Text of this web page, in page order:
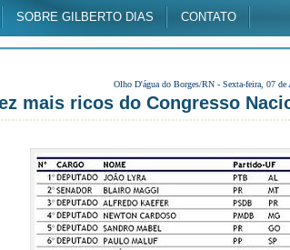
SOBRE GILBERTO DIAS CONTATO
Olho D'água do Borges/RN - Sexta-feira, 07 de
mais ricos do Congresso